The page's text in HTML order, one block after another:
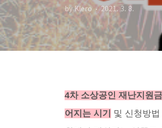
by Klero 2021. 3. 8.
4차 소상공인 재난지원
어지는 시기
및 신청방